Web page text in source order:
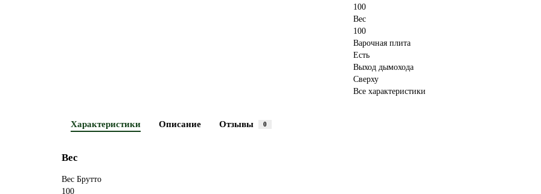
100
Вес
100
Варочная плита
Есть
Выход дымохода
Сверху
Все характеристики
Характеристики Описание Отзывы 0
Вес
Вес Брутто
100